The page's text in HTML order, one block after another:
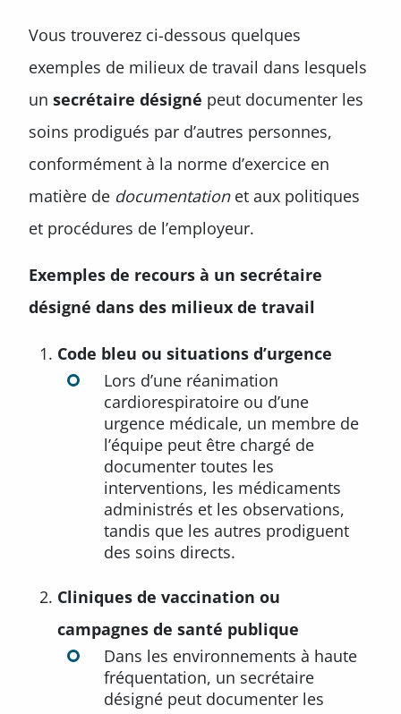
Vous trouverez ci-dessous quelques
exemples de milieux de travail dans lesquels
un secrétaire désigné peut documenter les
soins prodigués par d’autres personnes,
conformément à la norme d’exercice en
matière de documentationet aux politiques
et procédures de l’employeur.
Exemples de recours à un secrétaire
désigné dans des milieux de travail
Code bleu ou situations d’urgence
Lors d’une réanimation
cardiorespiratoire ou d’une
urgence médicale, un membre de
l’équipe peut être chargé de
documenter toutes les
interventions, les médicaments
administrés et les observations,
tandis que les autres prodiguent
des soins directs.
Cliniques de vaccination ou
campagnes de santé publique
Dans les environnements à haute
fréquentation, un secrétaire
désigné peut documenter les